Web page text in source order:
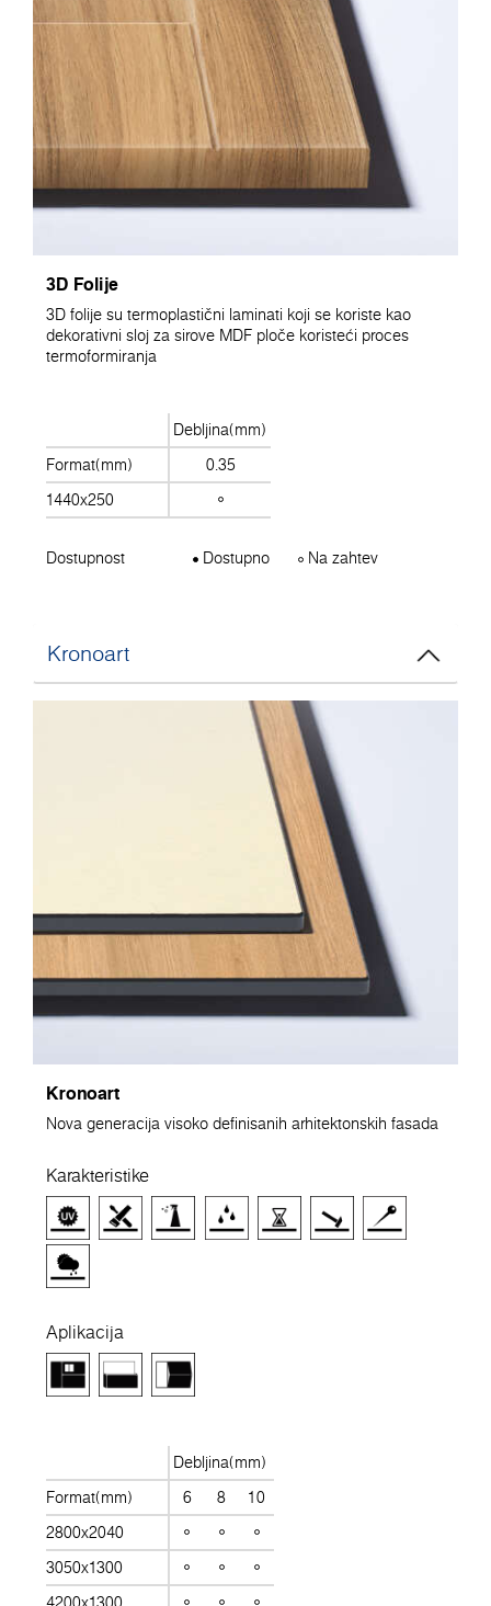
3D Folije
3D folije su termoplastični laminati koji se koriste kao
dekorativni sloj za sirove MDF ploče koristeći proces
termoformiranja
Debljina(mm)
Format(mm)
0.35
1440x250
Dostupnost Dostupno Na zahtev
Kronoart
Kronoart
Nova generacija visoko definisanih arhitektonskih fasada
Karakteristike
Aplikacija
Debljina(mm)
Format(mm)
6 8
10
2800x2040
3050x1300